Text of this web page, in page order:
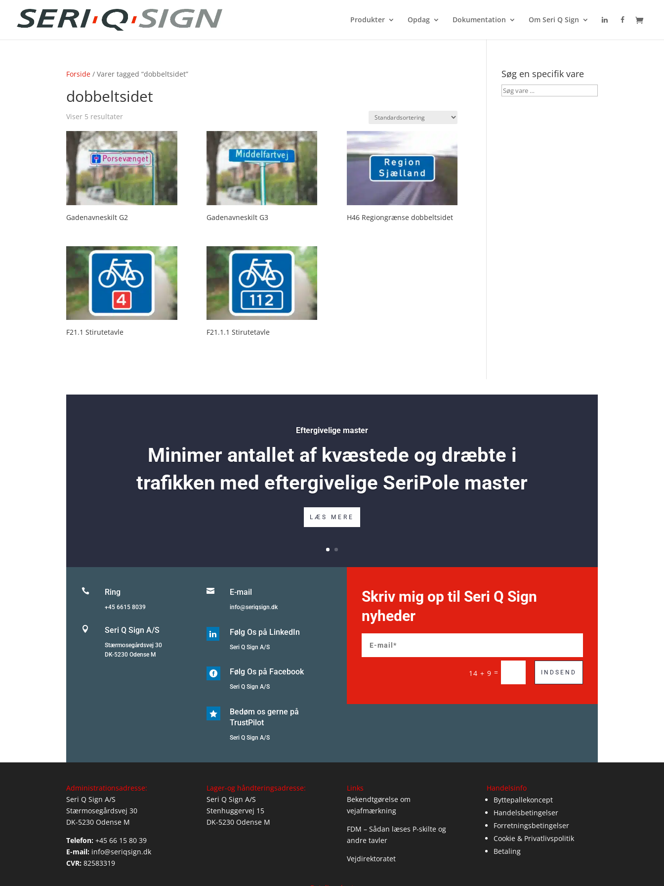
Produkter Opdag Dokumentation Om Seri Q Sign
Forside / Varer tagged “dobbeltsidet”
dobbeltsidet
Viser 5 resultater
Gadenavneskilt G2 Gadenavneskilt G3 H46 Regiongrænse dobbeltsidet
F21.1 Stirutetavle F21.1.1 Stirutetavle
Søg en specifik vare
Søg
Eftergivelige master
Minimer antallet af kvæstede og dræbte i
trafikken med eftergivelige SeriPole master
LÆS MERE
 Ring
+45 6615 8039
 Seri Q Sign A/S
Stærmosegårdsvej 30
DK-5230 Odense M
 E-mail
info@seriqsign.dk
 Følg Os på LinkedIn
Seri Q Sign A/S
 Følg Os på Facebook
Seri Q Sign A/S

Bedøm os gerne på
TrustPilot
Seri Q Sign A/S
Skriv mig op til Seri Q Sign
nyheder
14 + 9 = INDSEND
Administrationsadresse:
Seri Q Sign A/S
Stærmosegårdsvej 30
DK-5230 Odense M
Telefon: +45 66 15 80 39
E-mail: info@seriqsign.dk
CVR: 82583319
Lager-og håndteringsadresse:
Seri Q Sign A/S
Stenhuggervej 15
DK-5230 Odense M
Links
Bekendtgørelse om
vejafmærkning
FDM – Sådan læses P-skilte og
andre tavler
Vejdirektoratet
Handelsinfo
Byttepallekoncept
Handelsbetingelser
Forretningsbetingelser
Cookie & Privatlivspolitik
Betaling